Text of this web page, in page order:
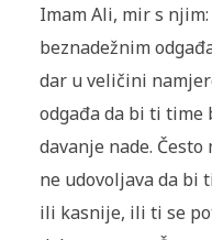
Imam Ali, mir s
beznadežnim
dar u veličini
odgađa da bi ti time
davanje nade.
ne udovoljava da bi
ili kasnije, ili ti se